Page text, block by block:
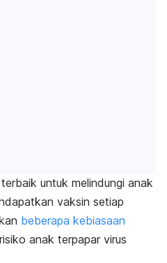
untuk melindungi anak
vaksin setiap
beberapa kebiasaan
anak terpapar virus